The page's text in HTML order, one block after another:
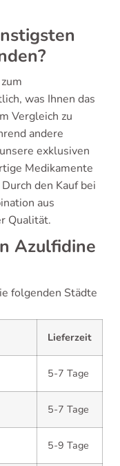
was Ihnen das
Vergleich zu
andere
exklusiven
Medikamente
den Kauf bei
aus
Qualität.
Azulfidine
folgenden Städte
Lieferzeit
5-7 Tage
5-7 Tage
5-9 Tage